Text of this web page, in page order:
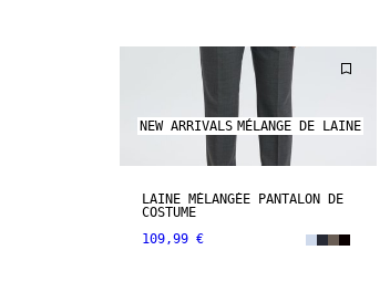
NEW ARRIVALS MÉLANGE DE LAINE
LAINE MÉLANGÉE PANTALON DE
COSTUME
109,99 €